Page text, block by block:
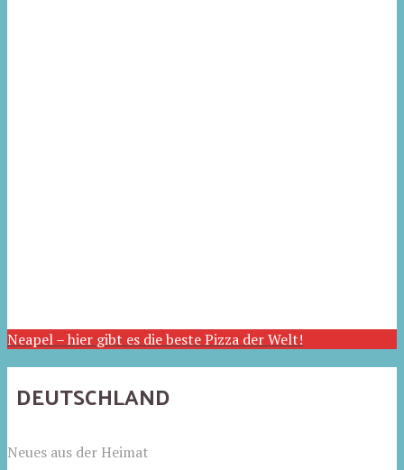
Neapel – hier gibt es die beste Pizza der Welt!
DEUTSCHLAND
Neues aus der Heimat